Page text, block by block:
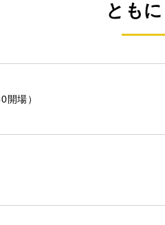
ともに
場）